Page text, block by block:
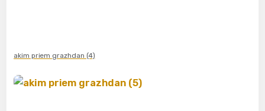
akim priem grazhdan (4)